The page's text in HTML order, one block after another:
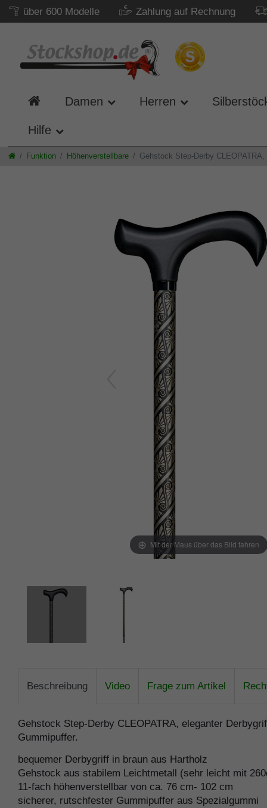
über 600 Modelle Zahlung auf Rechnung
Damen Herren
Hilfe
Funktion Höhenverstellbare Gehstock Step-Derby
Mit der Maus über das Bild fahren
Beschreibung Video Frage zum Artikel
Gehstock Step-Derby CLEOPATRA, eleganter
Gummipuffer.
bequemer Derbygriff in braun aus Hartholz
Gehstock aus stabilem Leichtmetall (sehr leicht mit
11-fach höhenverstellbar von ca. 76 cm- 102 cm
sicherer, rutschfester Gummipuffer aus Spezialgummi